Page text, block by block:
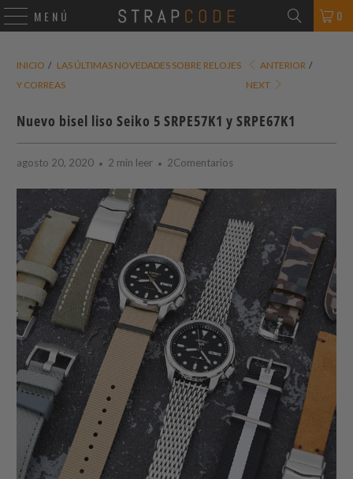
MENÚ 0
INICIO / LAS ÚLTIMAS NOVEDADES SOBRE RELOJES
Y CORREAS
ANTERIOR /
NEXT
Nuevo bisel liso Seiko 5 SRPE57K1 y SRPE67K1
agosto 20, 2020 2 min leer 2Comentarios